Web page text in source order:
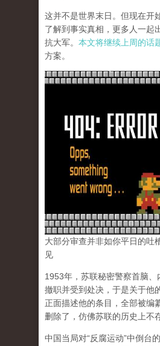
这并不是世界末日。但现在开
了解到事实真相，更多人一起
抗大军。 本文将继续上周的话
方案。
大部分审查并非如你平日的吐
见
1953年，苏联秘密警察首脑、
撤职并受到处决，于是关于他
正面描述他的条目，全部被编
删除了，仿佛苏联的历史上不
中国当局对“反腐运动”中倒台